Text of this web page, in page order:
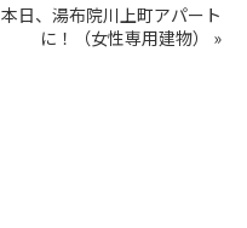
本日、湯布院川上町アパート
に！（女性専用建物）
»